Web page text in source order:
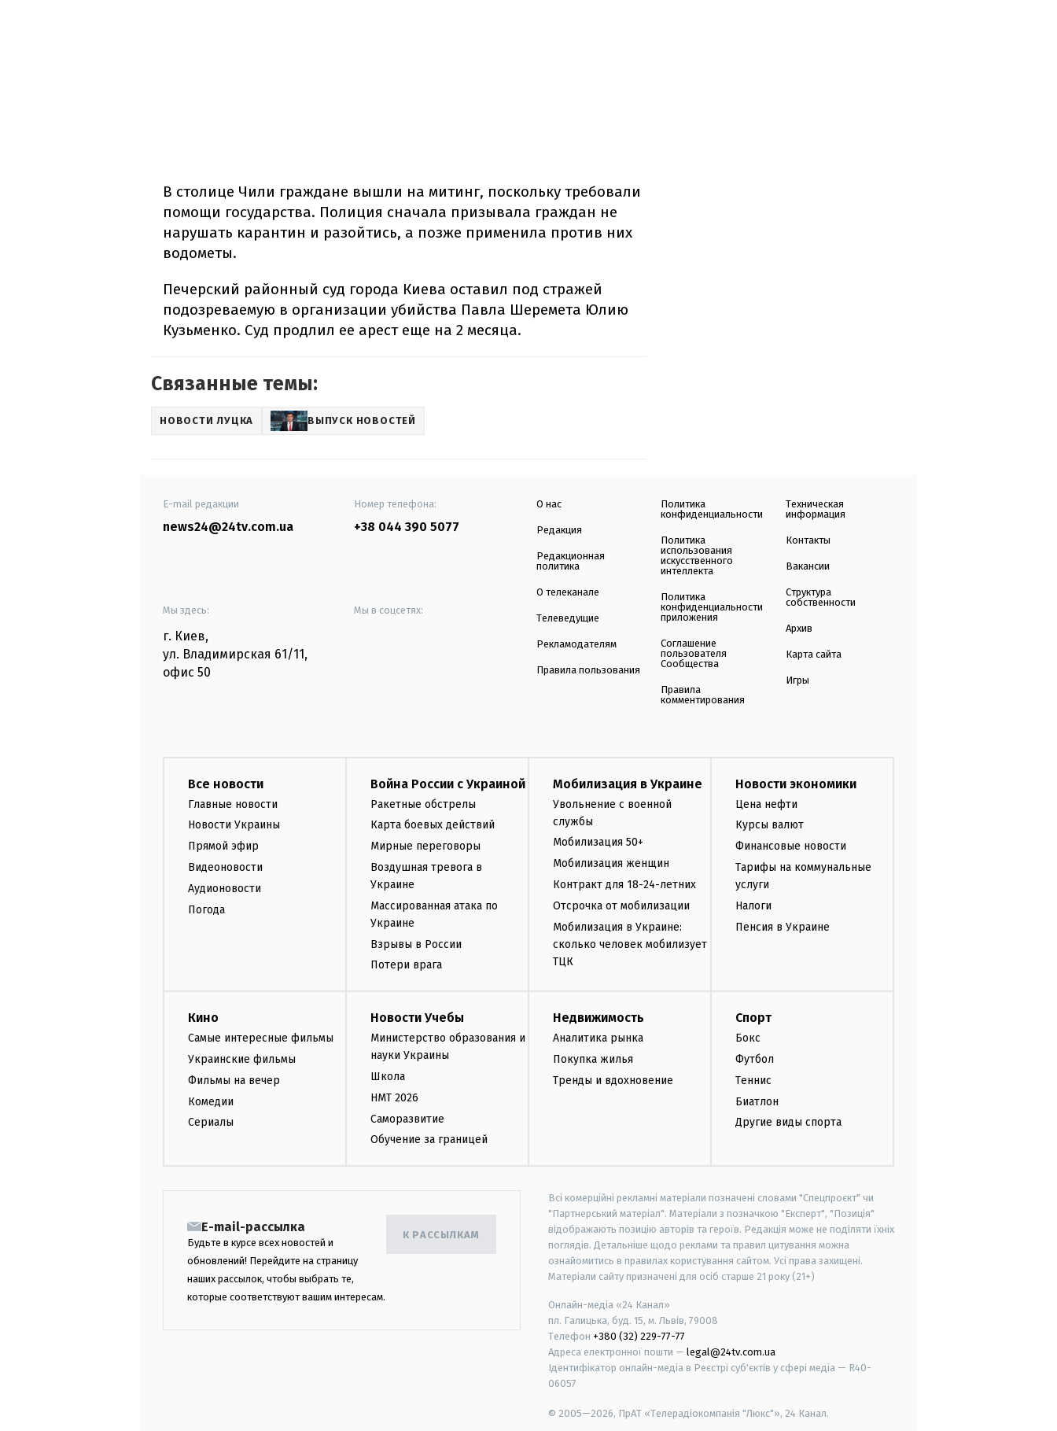
В столице Чили граждане вышли на митинг, поскольку требовали
помощи государства. Полиция сначала призывала граждан не
нарушать карантин и разойтись, а позже применила против них
водометы.
Печерский районный суд города Киева оставил под стражей
подозреваемую в организации убийства Павла Шеремета Юлию
Кузьменко. Суд продлил ее арест еще на 2 месяца.
Связанные темы:
НОВОСТИ ЛУЦКА ВЫПУСК НОВОСТЕЙ
E-mail редакции
news24@24tv.com.ua
Номер телефона:
+38 044 390 5077
Мы здесь:
г. Киев,
ул. Владимирская 61/11,
офис 50
Мы в соцсетях:
О нас
Редакция
Редакционная
политика
О телеканале
Телеведущие
Рекламодателям
Правила пользования
Политика
конфиденциальности
Политика
использования
искусственного
интеллекта
Политика
конфиденциальности
приложения
Соглашение
пользователя
Сообщества
Правила
комментирования
Техническая
информация
Контакты
Вакансии
Структура
собственности
Архив
Карта сайта
Игры
Все новости
Главные новости
Новости Украины
Прямой эфир
Видеоновости
Аудионовости
Погода
Война России с Украиной
Ракетные обстрелы
Карта боевых действий
Мирные переговоры
Воздушная тревога в
Украине
Массированная атака по
Украине
Взрывы в России
Потери врага
Мобилизация в Украине
Увольнение с военной
службы
Мобилизация 50+
Мобилизация женщин
Контракт для 18-24-летних
Отсрочка от мобилизации
Мобилизация в Украине:
сколько человек мобилизует
ТЦК
Новости экономики
Цена нефти
Курсы валют
Финансовые новости
Тарифы на коммунальные
услуги
Налоги
Пенсия в Украине
Кино
Самые интересные фильмы
Украинские фильмы
Фильмы на вечер
Комедии
Сериалы
Новости Учебы
Министерство образования и
науки Украины
Школа
НМТ 2026
Саморазвитие
Обучение за границей
Недвижимость
Аналитика рынка
Покупка жилья
Тренды и вдохновение
Спорт
Бокс
Футбол
Теннис
Биатлон
Другие виды спорта
E-mail-рассылка
Будьте в курсе всех новостей и
обновлений! Перейдите на страницу
наших рассылок, чтобы выбрать те,
которые соответствуют вашим интересам.
К РАССЫЛКАМ
Всі комерційні рекламні матеріали позначені словами "Спецпроєкт" чи
"Партнерський матеріал". Матеріали з позначкою "Експерт", "Позиція"
відображають позицію авторів та героїв. Редакція може не поділяти їхніх
поглядів. Детальніше щодо реклами та правил цитування можна
ознайомитись в правилах користування сайтом. Усі права захищені.
Матеріали сайту призначені для осіб старше 21 року (21+)
Онлайн-медіа «24 Канал»
пл. Галицька, буд. 15, м. Львів, 79008
Телефон +380 (32) 229-77-77
Адреса електронної пошти — legal@24tv.com.ua
Ідентифікатор онлайн-медіа в Реєстрі суб'єктів у сфері медіа — R40-
06057
© 2005—2026, ПрАТ «Телерадіокомпанія "Люкс"», 24 Канал.